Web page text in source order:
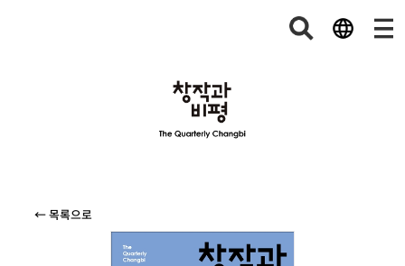
← 목록으로